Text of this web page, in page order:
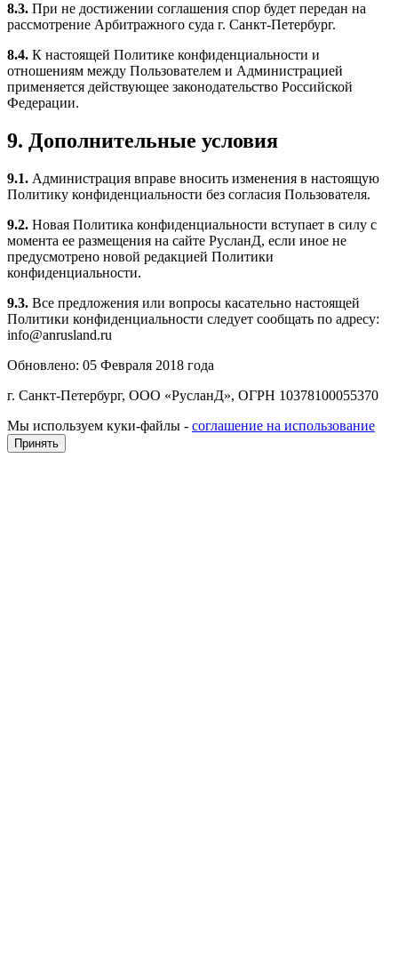
8.3. При не достижении соглашения спор будет передан на
рассмотрение Арбитражного суда г. Санкт-Петербург.
8.4. К настоящей Политике конфиденциальности и
отношениям между Пользователем и Администрацией
применяется действующее законодательство Российской
Федерации.
9. Дополнительные условия
9.1. Администрация вправе вносить изменения в настоящую
Политику конфиденциальности без согласия Пользователя.
9.2. Новая Политика конфиденциальности вступает в силу с
момента ее размещения на сайте РусланД, если иное не
предусмотрено новой редакцией Политики
конфиденциальности.
9.3. Все предложения или вопросы касательно настоящей
Политики конфиденциальности следует сообщать по адресу:
info@anrusland.ru
Обновлено: 05 Февраля 2018 года
г. Санкт-Петербург, ООО «РусланД», ОГРН 10378100055370
Мы используем куки-файлы - соглашение на использование
Принять